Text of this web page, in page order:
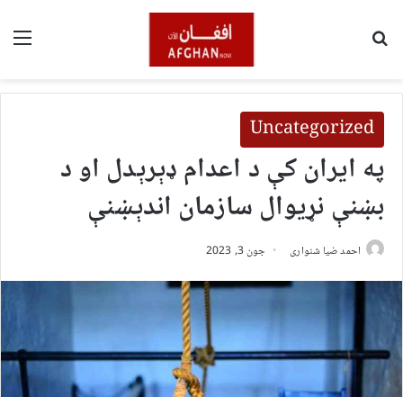
Uncategorized
په ایران کې د اعدام ډېرېدل او د
بښنې نړیوال سازمان اندېښنې
احمد ضیا شنواری جون 3, 2023